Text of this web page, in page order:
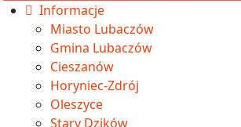
Informacje
Miasto Lubaczów
Gmina Lubaczów
Cieszanów
Horyniec-Zdrój
Oleszyce
Stary Dzików